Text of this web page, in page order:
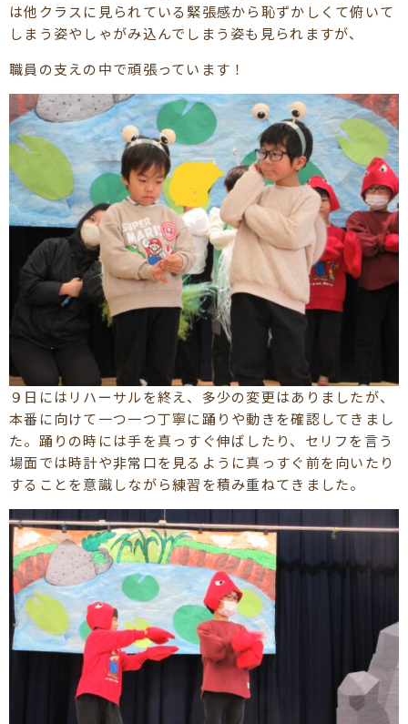
は他クラスに見られている緊張感から恥ずかしくて俯いて
しまう姿やしゃがみ込んでしまう姿も見られますが、
職員の支えの中で頑張っています！
９日にはリハーサルを終え、多少の変更はありましたが、
本番に向けて一つ一つ丁寧に踊りや動きを確認してきまし
た。踊りの時には手を真っすぐ伸ばしたり、セリフを言う
場面では時計や非常口を見るように真っすぐ前を向いたり
することを意識しながら練習を積み重ねてきました。